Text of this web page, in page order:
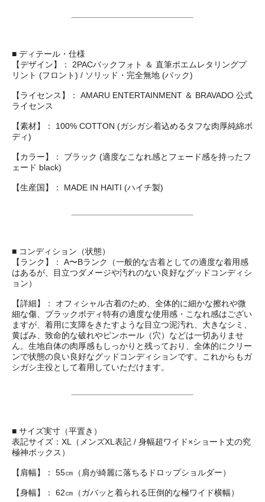
■ ディテール・仕様
【デザイン】： 2PACバックフォト ＆ 直筆ポエムレタリングプ
リント (フロント) / ソリッド・完全無地 (バック)
【ライセンス】： AMARU ENTERTAINMENT ＆ BRAVADO 公式
ライセンス
【素材】： 100% COTTON (ガシガシ着込めるタフな肉厚純綿ボ
ディ)
【カラー】： ブラック (適度なこなれ感とフェード感を持ったフ
ェード black)
【生産国】： MADE IN HAITI (ハイチ製)
■ コンディション（状態）
【ランク】： A〜Bランク（一般的な古着としての適度な着用感
はあるが、目立つダメージや汚れのない良好なグッドコンディシ
ョン）
【詳細】： オフィシャル古着のため、全体的に細かな擦れや微
細な傷、ブラックボディ特有の適度な使用感・こなれ感はござい
ますが、着用に支障をきたすような目立つ泥汚れ、大きなシミ、
黄ばみ、致命的な破れやピンホール（穴）などは一切ありませ
ん。生地自体の肉厚感もしっかりと残っており、全体的にクリー
ンで状態の良い良好なグッドコンディションです。これからもガ
シガシ主役として着用していただけます。
■ サイズ実寸（平置き）
表記サイズ：XL（メンズXL表記 / 身幅超ワイド×ショート丈の究
極神ボックス）
【肩幅】： 55㎝（肩が綺麗に落ちるドロップショルダー）
【身幅】： 62㎝（ガバッと着られる圧倒的な極ワイド横幅）